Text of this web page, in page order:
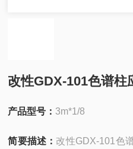
改性GDX-101色谱柱
产品型号：3m*1/8
简要描述： 改性GDX-101色